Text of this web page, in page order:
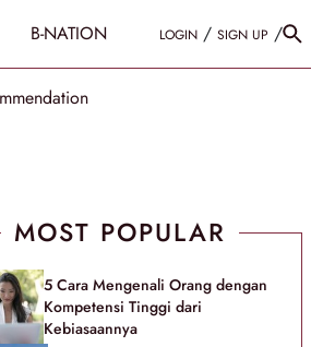
B-NATION LOGIN / SIGN UP /
MOST POPULAR
5 Cara Mengenali Orang dengan
Kompetensi Tinggi dari
Kebiasaannya